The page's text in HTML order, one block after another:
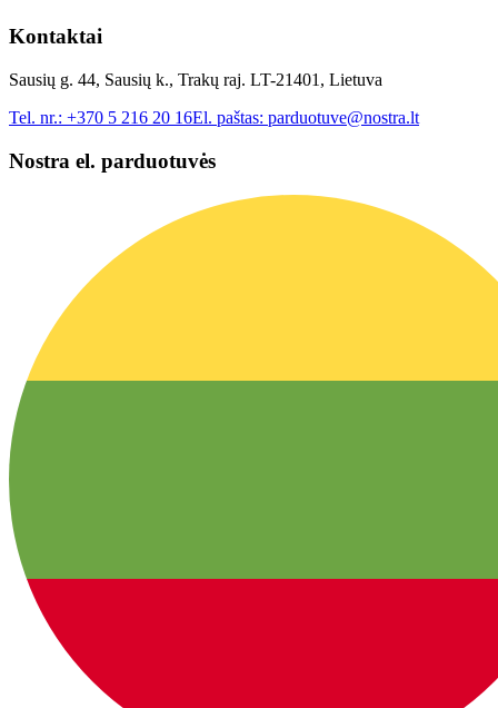
Kontaktai
Sausių g. 44, Sausių k., Trakų raj. LT-21401, Lietuva
Tel. nr.: +370 5 216 20 16El. paštas: parduotuve@nostra.lt
Nostra el. parduotuvės